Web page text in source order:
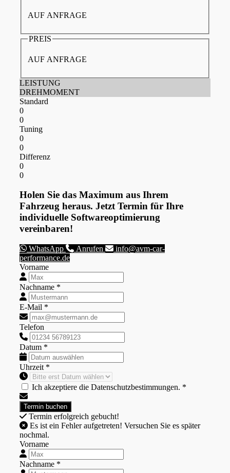
AUF ANFRAGE
PREIS
AUF ANFRAGE
LEISTUNG
DREHMOMENT
Standard
0
0
Tuning
0
0
Differenz
0
0
Holen Sie das Maximum aus Ihrem
Fahrzeug heraus. Jetzt Termin für Ihre
individuelle Softwareoptimierung
vereinbaren!
WhatsApp Anrufen
info@avm-car-
performance.de
Vorname
Nachname *
E-Mail *
Telefon
Datum *
Uhrzeit *
Ich akzeptiere die Datenschutzbestimmungen. *
Termin erfolgreich gebucht!
nochmal.
Vorname
Nachname *